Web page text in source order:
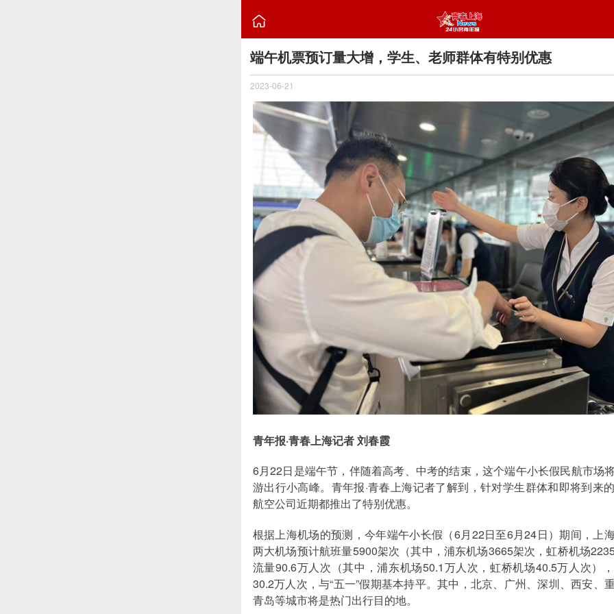

端午机票预订量大增，学生、老师群体有特别优惠
2023-06-21
青年报·青春上海记者 刘春霞
6月22日是端午节，伴随着高考、中考的结束，这个端午小长假民航市场
游出行小高峰。青年报·青春上海记者了解到，针对学生群体和即将到来
航空公司近期都推出了特别优惠。
根据上海机场的预测，今年端午小长假（6月22日至6月24日）期间，上
两大机场预计航班量5900架次（其中，浦东机场3665架次，虹桥机场
流量90.6万人次（其中，浦东机场50.1万人次，虹桥机场40.5万人次）
30.2万人次，与“五一”假期基本持平。其中，北京、广州、深圳、西安、
青岛等城市将是热门出行目的地。